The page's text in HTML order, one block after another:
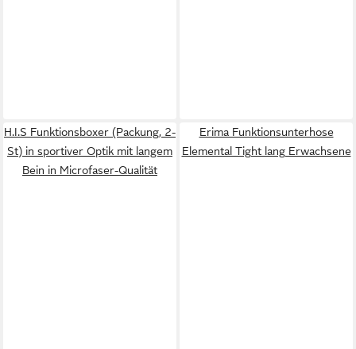
H.I.S Funktionsboxer (Packung, 2-
St) in sportiver Optik mit langem
Bein in Microfaser-Qualität
Erima Funktionsunterhose
Elemental Tight lang Erwachsene